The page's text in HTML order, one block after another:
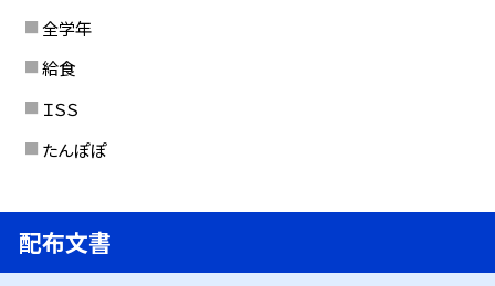
全学年
給食
ＩＳＳ
たんぽぽ
配布文書